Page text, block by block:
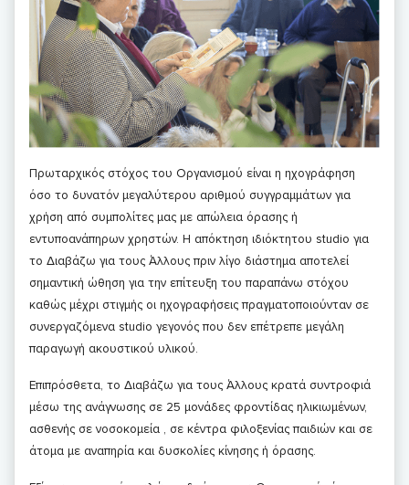
Πρωταρχικός στόχος του Οργανισμού είναι η ηχογράφηση
όσο το δυνατόν μεγαλύτερου αριθμού συγγραμμάτων για
χρήση από συμπολίτες μας με απώλεια όρασης ή
εντυποανάπηρων χρηστών. Η απόκτηση ιδιόκτητου studio για
το Διαβάζω για τους Άλλους πριν λίγο διάστημα αποτελεί
σημαντική ώθηση για την επίτευξη του παραπάνω στόχου
καθώς μέχρι στιγμής οι ηχογραφήσεις πραγματοποιούνταν σε
συνεργαζόμενα studio γεγονός που δεν επέτρεπε μεγάλη
παραγωγή ακουστικού υλικού.
Επιπρόσθετα, το Διαβάζω για τους Άλλους κρατά συντροφιά
μέσω της ανάγνωσης σε 25 μονάδες φροντίδας ηλικιωμένων,
ασθενής σε νοσοκομεία , σε κέντρα φιλοξενίας παιδιών και σε
άτομα με αναπηρία και δυσκολίες κίνησης ή όρασης.